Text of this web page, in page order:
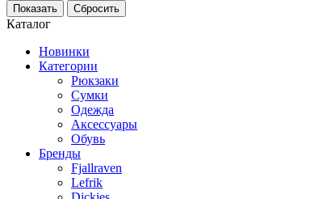
Каталог
Новинки
Категории
Рюкзаки
Сумки
Одежда
Аксессуары
Обувь
Бренды
Fjallraven
Lefrik